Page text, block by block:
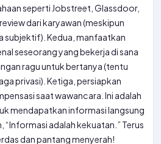
seperti Jobstreet, Glassdoor,
dari karyawan (meskipun
subjektif). Kedua, manfaatkan
seseorang yang bekerja di sana
ragu untuk bertanya (tentu
privasi). Ketiga, persiapkan
saat wawancara. Ini adalah
mendapatkan informasi langsung
“Informasi adalah kekuatan.” Terus
dan pantang menyerah!